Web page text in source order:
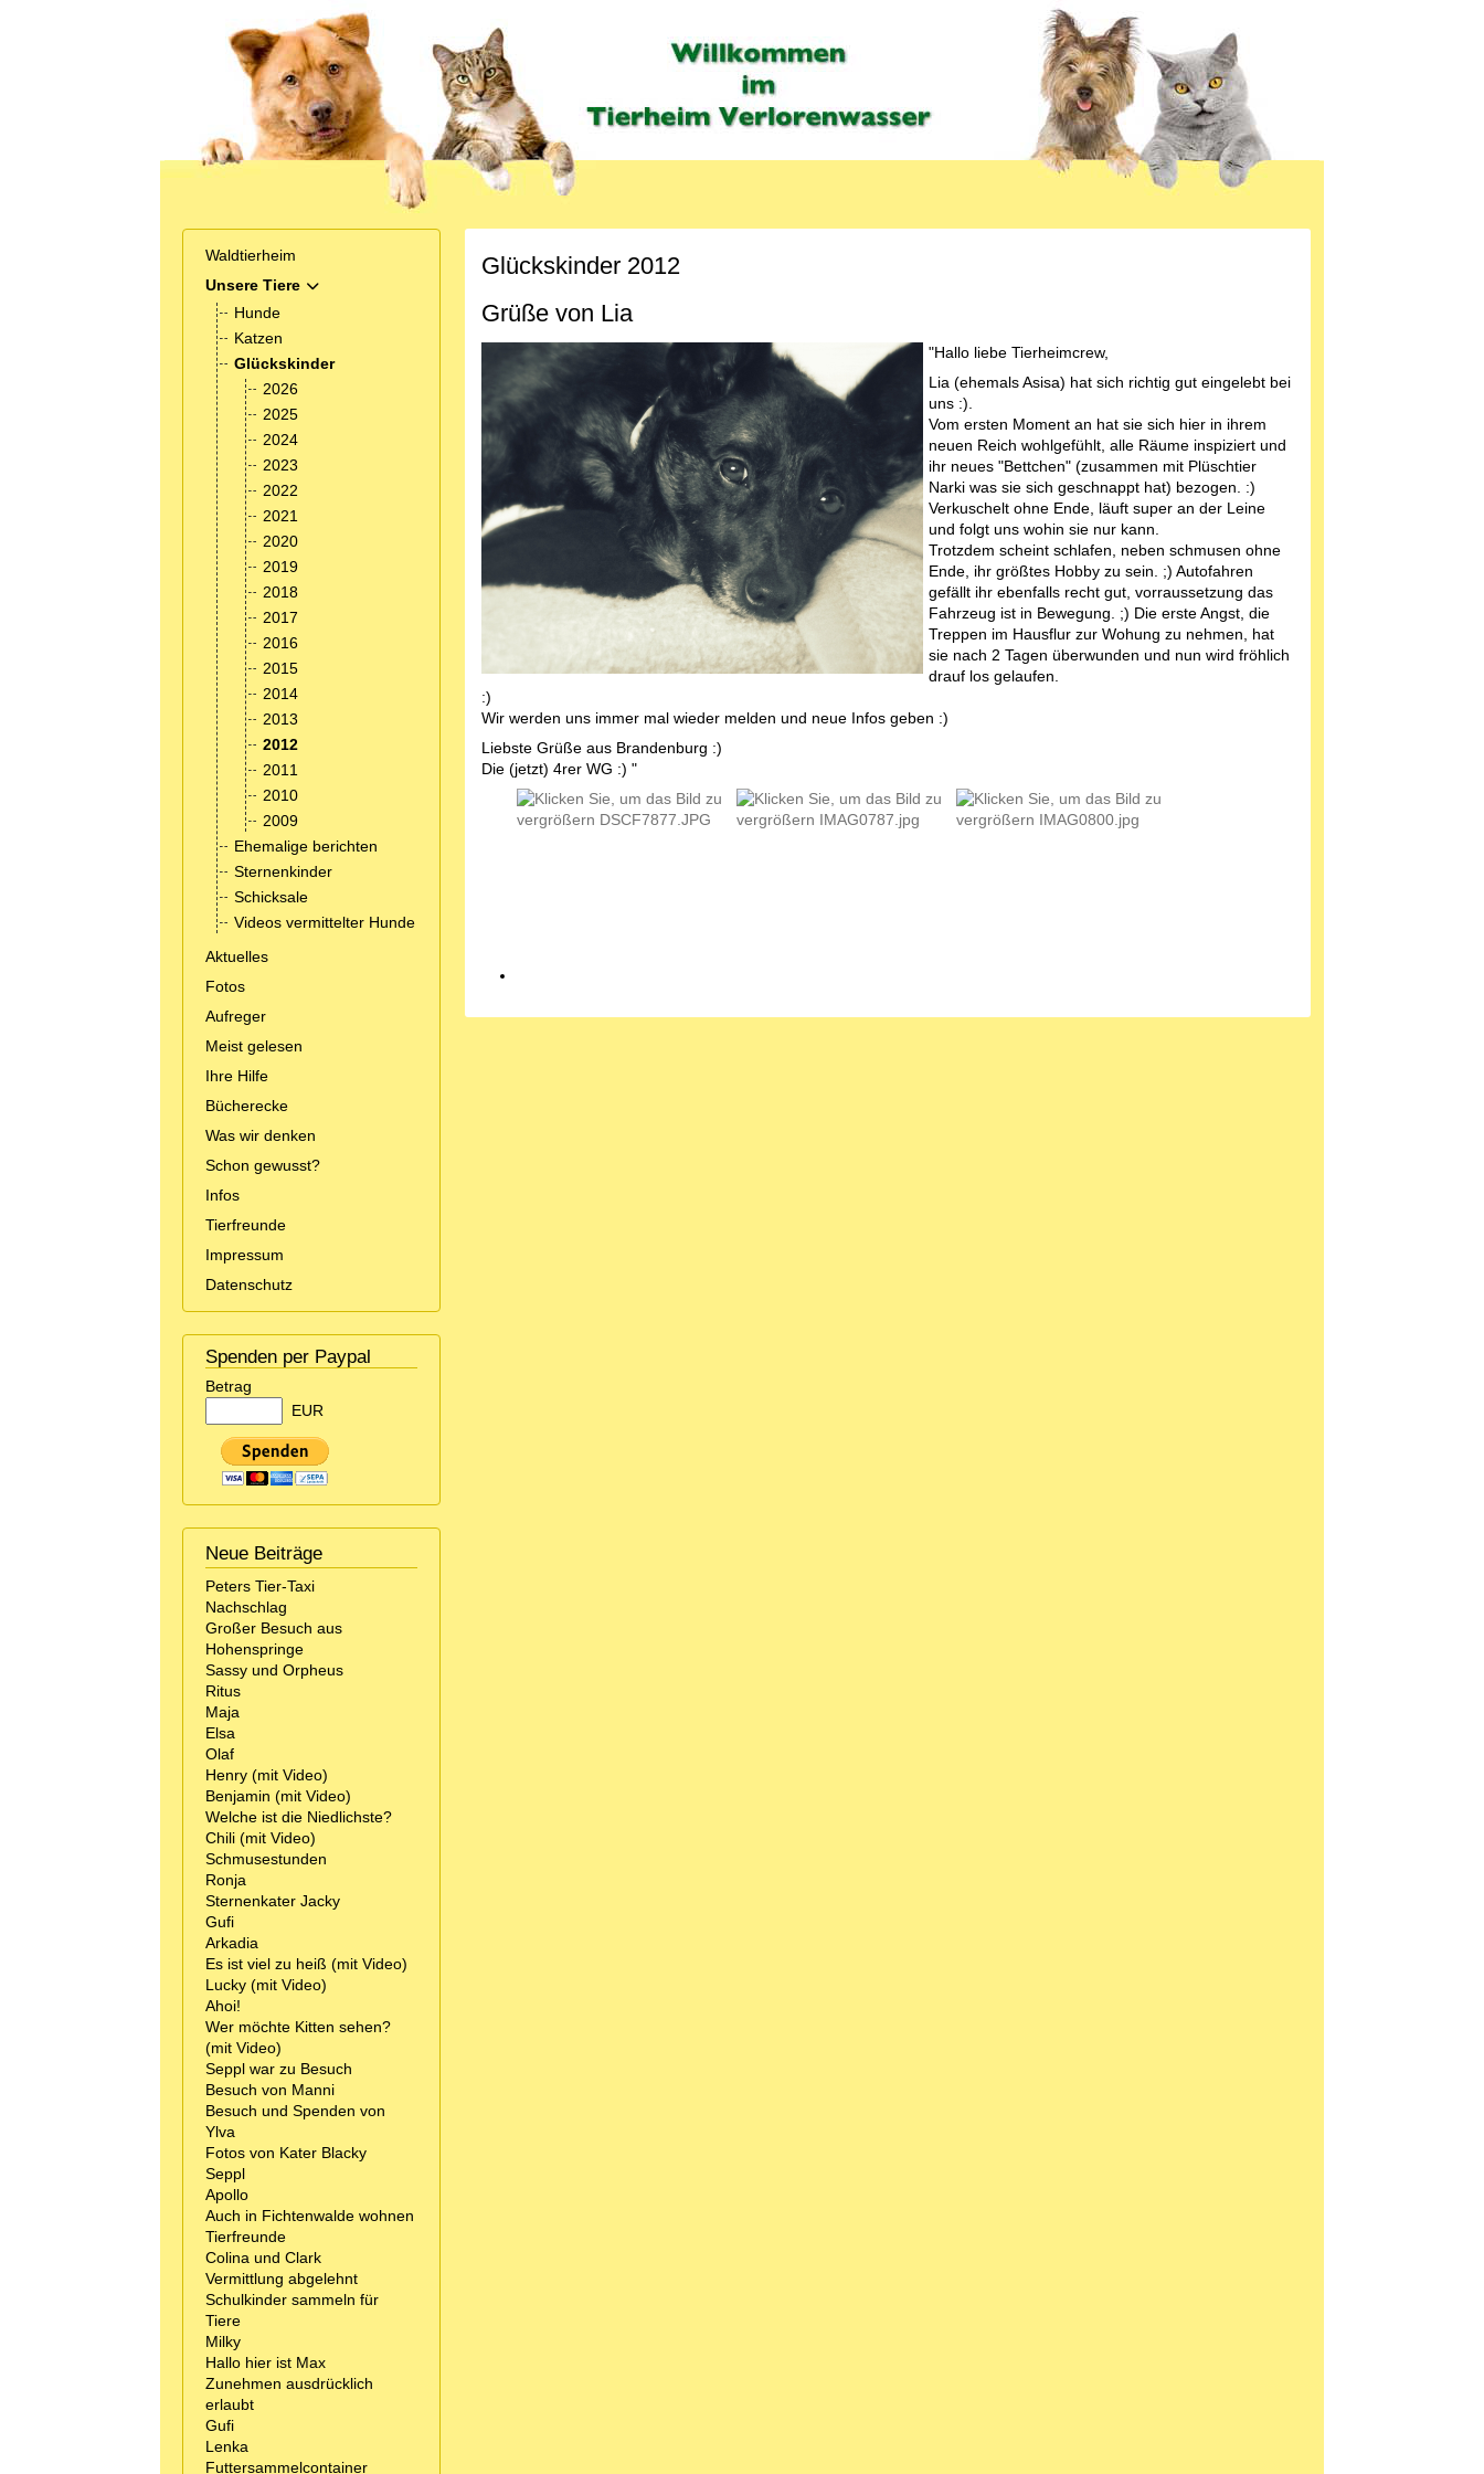
Waldtierheim
Unsere Tiere
MOD_MENU_TOGGLE_SUBMENU_LABEL
Hunde
Katzen
Glückskinder
2026
2025
2024
2023
2022
2021
2020
2019
2018
2017
2016
2015
2014
2013
2012
2011
2010
2009
Ehemalige berichten
Sternenkinder
Schicksale
Videos vermittelter Hunde
Aktuelles
Fotos
Aufreger
Meist gelesen
Ihre Hilfe
Bücherecke
Was wir denken
Schon gewusst?
Infos
Tierfreunde
Impressum
Datenschutz
Spenden per Paypal
Betrag
EUR
Neue Beiträge
Peters Tier-Taxi
Nachschlag
Großer Besuch aus
Hohenspringe
Sassy und Orpheus
Ritus
Maja
Elsa
Olaf
Henry (mit Video)
Benjamin (mit Video)
Welche ist die Niedlichste?
Chili (mit Video)
Schmusestunden
Ronja
Sternenkater Jacky
Gufi
Arkadia
Es ist viel zu heiß (mit Video)
Lucky (mit Video)
Ahoi!
Wer möchte Kitten sehen?
(mit Video)
Seppl war zu Besuch
Besuch von Manni
Besuch und Spenden von
Ylva
Fotos von Kater Blacky
Seppl
Apollo
Auch in Fichtenwalde wohnen
Tierfreunde
Colina und Clark
Vermittlung abgelehnt
Schulkinder sammeln für
Tiere
Milky
Hallo hier ist Max
Zunehmen ausdrücklich
erlaubt
Gufi
Lenka
Futtersammelcontainer
Glückskinder 2012
Grüße von Lia
"Hallo liebe Tierheimcrew,
Lia (ehemals Asisa) hat sich richtig gut eingelebt bei
uns :).
Vom ersten Moment an hat sie sich hier in ihrem
neuen Reich wohlgefühlt, alle Räume inspiziert und
ihr neues "Bettchen" (zusammen mit Plüschtier
Narki was sie sich geschnappt hat) bezogen. :)
Verkuschelt ohne Ende, läuft super an der Leine
und folgt uns wohin sie nur kann.
Trotzdem scheint schlafen, neben schmusen ohne
Ende, ihr größtes Hobby zu sein. ;) Autofahren
gefällt ihr ebenfalls recht gut, vorraussetzung das
Fahrzeug ist in Bewegung. ;) Die erste Angst, die
Treppen im Hausflur zur Wohung zu nehmen, hat
sie nach 2 Tagen überwunden und nun wird fröhlich
drauf los gelaufen.
:)
Wir werden uns immer mal wieder melden und neue Infos geben :)
Liebste Grüße aus Brandenburg :)
Die (jetzt) 4rer WG :) "